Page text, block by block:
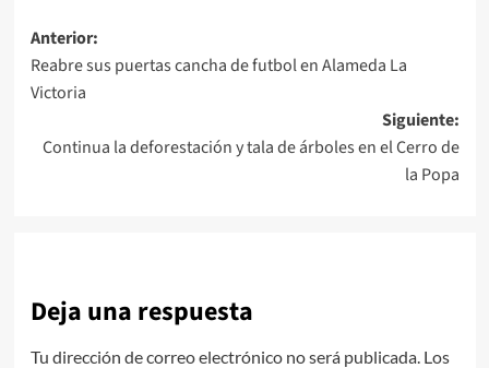
Navegación
de
entradas
Anterior:
Reabre sus puertas cancha de futbol en Alameda La
Victoria
Siguiente:
Continua la deforestación y tala de árboles en el Cerro de
la Popa
Deja una respuesta
Tu dirección de correo electrónico no será publicada. Los